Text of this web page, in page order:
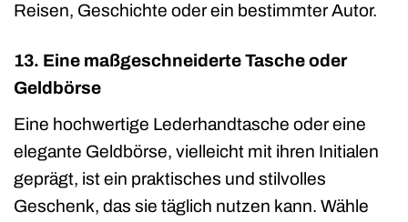
Reisen, Geschichte oder ein bestimmter Autor.
13. Eine maßgeschneiderte Tasche oder
Geldbörse
Eine hochwertige Lederhandtasche oder eine
elegante Geldbörse, vielleicht mit ihren Initialen
geprägt, ist ein praktisches und stilvolles
Geschenk, das sie täglich nutzen kann. Wähle